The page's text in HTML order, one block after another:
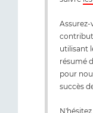
utilisant
résumé
pour
succès
N'hésitez